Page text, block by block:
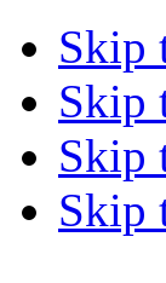
Skip
Skip
Skip
Skip